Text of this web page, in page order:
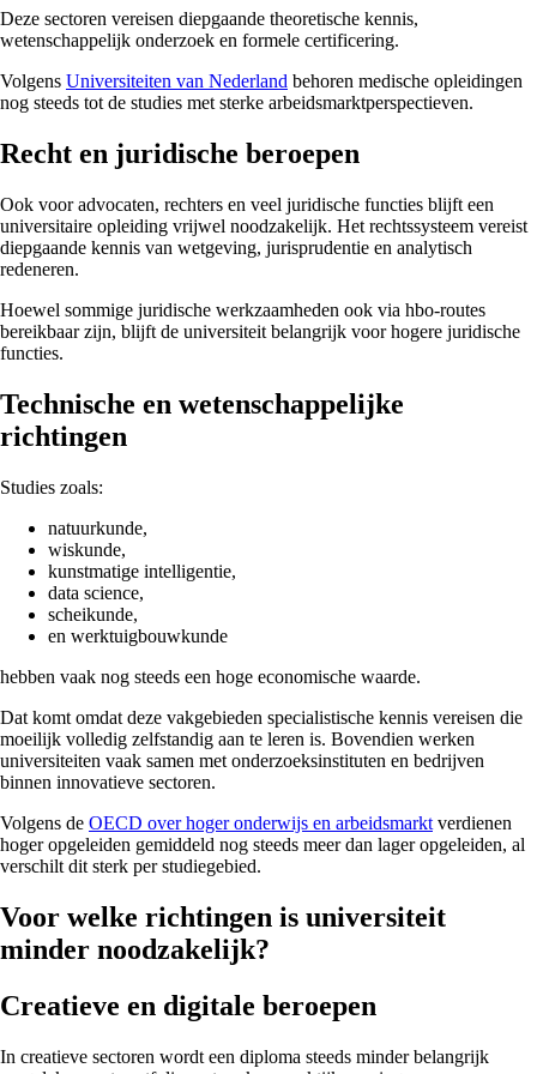
Deze sectoren vereisen diepgaande theoretische kennis,
wetenschappelijk onderzoek en formele certificering.
Volgens Universiteiten van Nederland behoren medische opleidingen
nog steeds tot de studies met sterke arbeidsmarktperspectieven.
Recht en juridische beroepen
Ook voor advocaten, rechters en veel juridische functies blijft een
universitaire opleiding vrijwel noodzakelijk. Het rechtssysteem vereist
diepgaande kennis van wetgeving, jurisprudentie en analytisch
redeneren.
Hoewel sommige juridische werkzaamheden ook via hbo-routes
bereikbaar zijn, blijft de universiteit belangrijk voor hogere juridische
functies.
Technische en wetenschappelijke
richtingen
Studies zoals:
natuurkunde,
wiskunde,
kunstmatige intelligentie,
data science,
scheikunde,
en werktuigbouwkunde
hebben vaak nog steeds een hoge economische waarde.
Dat komt omdat deze vakgebieden specialistische kennis vereisen die
moeilijk volledig zelfstandig aan te leren is. Bovendien werken
universiteiten vaak samen met onderzoeksinstituten en bedrijven
binnen innovatieve sectoren.
Volgens de OECD over hoger onderwijs en arbeidsmarkt verdienen
hoger opgeleiden gemiddeld nog steeds meer dan lager opgeleiden, al
verschilt dit sterk per studiegebied.
Voor welke richtingen is universiteit
minder noodzakelijk?
Creatieve en digitale beroepen
In creatieve sectoren wordt een diploma steeds minder belangrijk